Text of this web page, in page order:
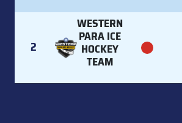
2
WESTERN
PARA ICE
HOCKEY
TEAM